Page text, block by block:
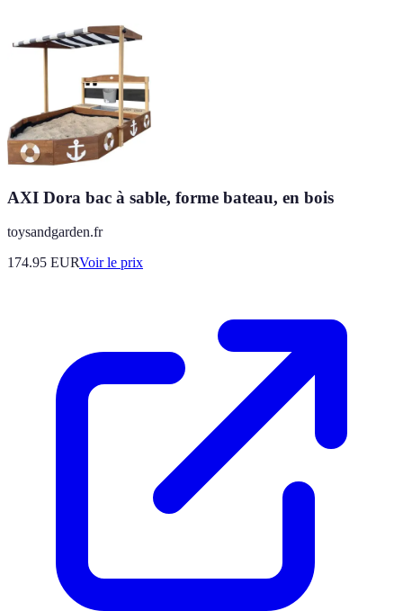
AXI Dora bac à sable, forme bateau, en bois
toysandgarden.fr
174.95 EURVoir le prix